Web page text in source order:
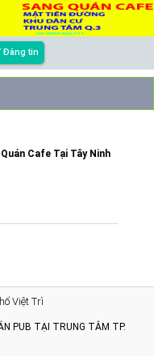
Đăng tin
Cafe Tại Tây Ninh
Việt Trì
PUB TẠI TRUNG TÂM TP.